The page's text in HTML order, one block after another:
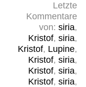
Letzte
Kommentare
von: siria,
Kristof, siria,
Kristof, Lupine,
Kristof, siria,
Kristof, siria,
Kristof, siria,